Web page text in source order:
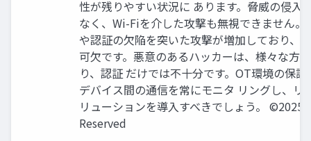
性が残りやすい状況に あります。脅威の侵入
なく、Wi-Fiを介した攻撃も無視できません
や認証の欠陥を突いた攻撃が増加しており、
可欠です。悪意のあるハッカーは、様々な方
り、認証 だけでは不十分です。OT環境の保
デバイス間の通信を常にモニタ リングし、
リューションを導入すべきでしょう。
Reserved